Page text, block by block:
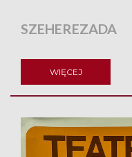
SZEHEREZADA
WIĘCEJ